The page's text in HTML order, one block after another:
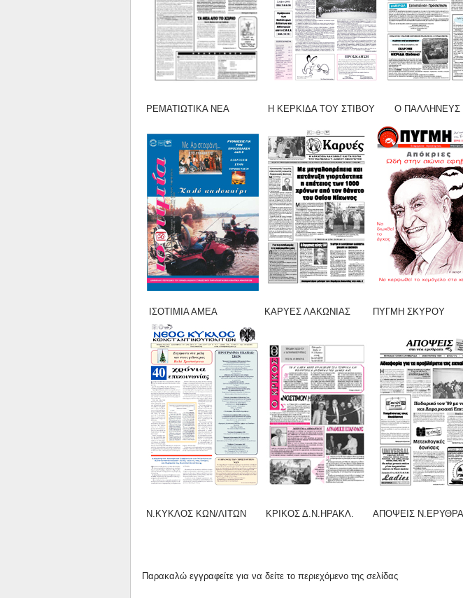
ΡΕΜΑΤΙΩΤΙΚΑ ΝΕΑ Η ΚΕΡΚΙΔΑ ΤΟΥ ΣΤΙΒΟΥ Ο ΠΑΛΛΗΝΕΥΣ
ΙΣΟΤΙΜΙΑ ΑΜΕΑ ΚΑΡΥΕΣ ΛΑΚΩΝΙΑΣ ΠΥΓΜΗ ΣΚΥΡΟΥ
Ν.ΚΥΚΛΟΣ ΚΩΝ/ΛΙΤΩΝ ΚΡΙΚΟΣ Δ.Ν.ΗΡΑΚΛ. ΑΠΟΨΕΙΣ
Παρακαλώ εγγραφείτε για να δείτε το περιεχόμενο της σελίδας